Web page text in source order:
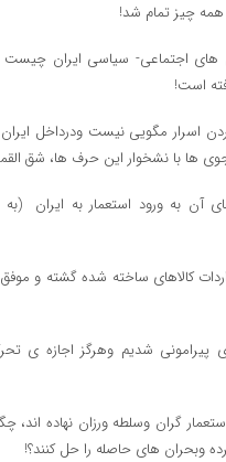
چیز تمام شد!
های اجتماعی- سیاسی ایران چیست
است!
اسرار مگویی نیست ودرداخل
ها با نشخوار این حرف ها، شق
کالاهای ساخته شده گشته و موفق
پیرامونی شدیم وهرگز اجازه ی
گران وسلطه ورزان نهاده اند،
وبحران های حاصله را حل کنند؟!